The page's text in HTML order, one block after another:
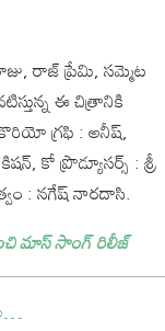
రాజ్ ప్రేమి, సమ్మెట
ఈ చిత్రానికి
గ్రఫి : అనీష్,
కో ప్రొడ్యూసర్స్ : శ్రీ
: నగేష్ నారదాసి.
మాస్ సాంగ్ రిలీజ్